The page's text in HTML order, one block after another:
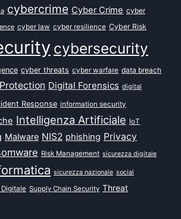
cybercrime Cyber Crime cyber
cyber law cyber resilience Cyber Risk
cybersecurity
cyber threats cyber warfare data breach
Digital Forensics digital
Response information security
Intelligenza Artificiale IoT
Malware NIS2 phishing Privacy
Risk Management sicurezza digitale
sicurezza nazionale social
Supply Chain Security Threat